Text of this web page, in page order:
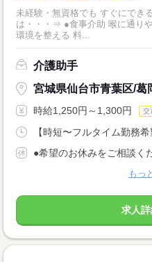
未経験・無資格でも すぐにできるお仕
は・・・⇒ ●食事介助 喉に通りやすい工夫をするなど 食事しやすい
環境を整える 料...
介護助手
宮城県仙台市青葉区/葛
時給1,250円～1,300円 交
【時短〜フルタイム勤務
●希望のお休みをご相談く
もっ
求人